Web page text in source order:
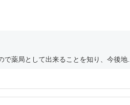
薬局として出来ることを知り、今後地...